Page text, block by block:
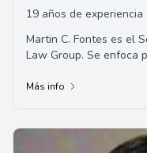
19 años de experiencia
Martin C. Fontes es el
Law Group. Se enfoca
Más info